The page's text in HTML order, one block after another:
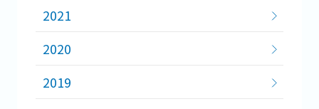
2021
2020
2019